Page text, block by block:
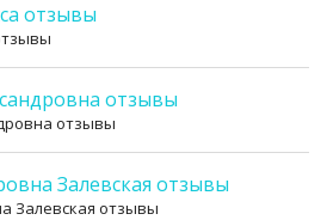
отзывы
отзывы
отзывы
Залевская отзывы
Залевская отзывы